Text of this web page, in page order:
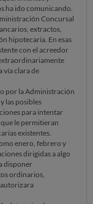
mismo día también
del IRPF y la
la cuenta controlada
procesales.
emitida por la
confirmación de
el expediente no ha
ha requerido
y coordinación
no derivan de falta de
por un lado, la
acreedor hipotecario;
Concursal
frente a la
para desbloquear
es importante
ha ido comunicando.
Concursal
extractos,
hipotecaria. En esas
con el acreedor
vía clara de
por la Administración
las posibles
para intentar
le permitieran
existentes.
enero, febrero y
dirigidas a algo
disponer
ordinarios,